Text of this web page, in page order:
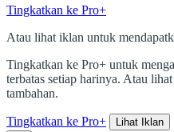
Tingkatkan ke Pro+
Atau lihat iklan untuk
Tingkatkan ke Pro+ untuk
terbatas setiap harinya. Atau
tambahan.
Tingkatkan ke Pro+ Lihat Iklan